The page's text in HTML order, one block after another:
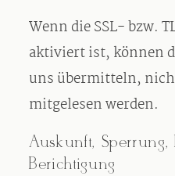
Wenn die SSL- bzw.
aktiviert ist, können
uns übermitteln,
mitgelesen werden.
Auskunft,
Berichtigung